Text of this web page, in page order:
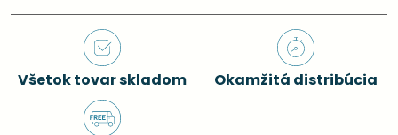
Všetok tovar skladom Okamžitá distribúcia